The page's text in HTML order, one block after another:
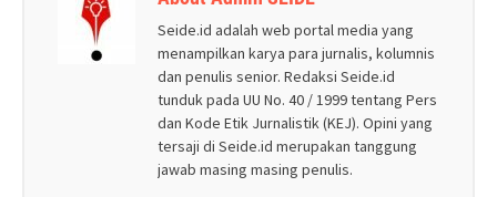
Seide.id adalah web portal media yang
menampilkan karya para jurnalis, kolumnis
dan penulis senior. Redaksi Seide.id
tunduk pada UU No. 40 / 1999 tentang Pers
dan Kode Etik Jurnalistik (KEJ). Opini yang
tersaji di Seide.id merupakan tanggung
jawab masing masing penulis.